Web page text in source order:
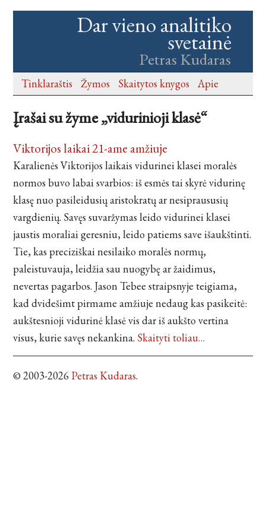
Dar vieno analitiko
svetainė
Petras Kudaras
Tinklaraštis Žymos Skaitytos knygos Apie
Įrašai su žyme „vidurinioji klasė“
Viktorijos laikai 21-ame amžiuje
Karalienės Viktorijos laikais vidurinei klasei moralės
normos buvo labai svarbios: iš esmės tai skyrė vidurinę
klasę nuo pasileidusių aristokratų ar nesipraususių
vargdienių. Savęs suvaržymas leido vidurinei klasei
jaustis moraliai geresniu, leido patiems save išaukštinti.
Tie, kas preciziškai nesilaiko moralės normų,
paleistuvauja, leidžia sau nuogybę ar žaidimus,
nevertas pagarbos. Jason Tebee straipsnyje teigiama,
kad dvidešimt pirmame amžiuje nedaug kas pasikeitė:
aukštesnioji vidurinė klasė vis dar iš aukšto vertina
visus, kurie savęs nekankina. Skaityti toliau…
© 2003-2026 Petras Kudaras.